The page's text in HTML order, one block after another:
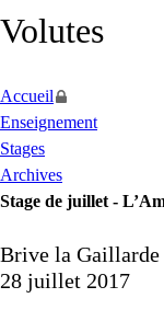
Volutes
Accueil
Enseignement
Stages
Archives
Stage de juillet -
Brive la
28 juillet 2017